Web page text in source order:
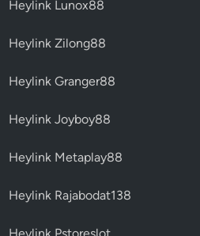
Heylink Lunox88
Heylink Zilong88
Heylink Granger88
Heylink Joyboy88
Heylink Metaplay88
Heylink Rajabodat138